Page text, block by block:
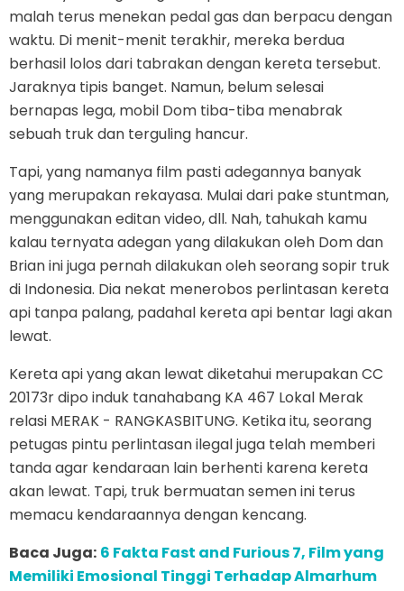
malah terus menekan pedal gas dan berpacu dengan
waktu. Di menit-menit terakhir, mereka berdua
berhasil lolos dari tabrakan dengan kereta tersebut.
Jaraknya tipis banget. Namun, belum selesai
bernapas lega, mobil Dom tiba-tiba menabrak
sebuah truk dan terguling hancur.
Tapi, yang namanya film pasti adegannya banyak
yang merupakan rekayasa. Mulai dari pake stuntman,
menggunakan editan video, dll. Nah, tahukah kamu
kalau ternyata adegan yang dilakukan oleh Dom dan
Brian ini juga pernah dilakukan oleh seorang sopir truk
di Indonesia. Dia nekat menerobos perlintasan kereta
api tanpa palang, padahal kereta api bentar lagi akan
lewat.
Kereta api yang akan lewat diketahui merupakan CC
20173r dipo induk tanahabang KA 467 Lokal Merak
relasi MERAK - RANGKASBITUNG. Ketika itu, seorang
petugas pintu perlintasan ilegal juga telah memberi
tanda agar kendaraan lain berhenti karena kereta
akan lewat. Tapi, truk bermuatan semen ini terus
memacu kendaraannya dengan kencang.
Baca Juga: 6 Fakta Fast and Furious 7, Film yang
Memiliki Emosional Tinggi Terhadap Almarhum